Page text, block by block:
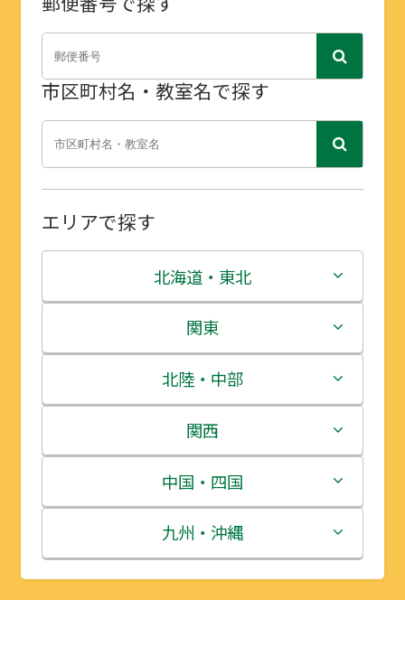
市区町村名・教室名で探す
エリアで探す
北海道・東北
北海道
青森県
岩手県
宮城県
秋田県
山形県
関東
茨城県
栃木県
群馬県
埼玉県
千葉県
北陸・中部
新潟県
富山県
石川県
福井県
関西
三重県
滋賀県
京都府
中国・四国
鳥取県
島根県
九州・沖縄
福岡県